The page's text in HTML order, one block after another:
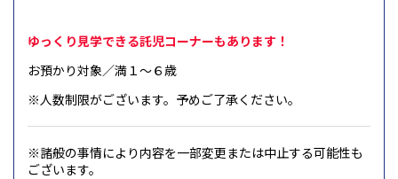
ゆっくり見学できる託児コーナーもあります！
お預かり対象／満１～６歳
※人数制限がございます。予めご了承ください。
※諸般の事情により内容を一部変更または中止する可能性も
ございます。